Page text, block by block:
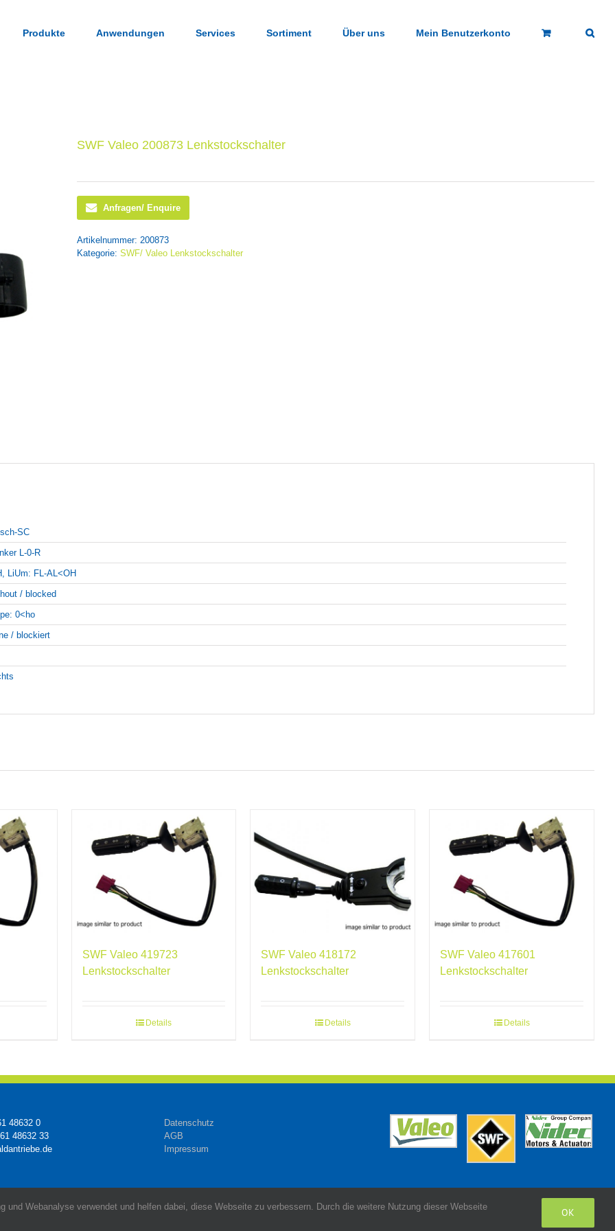
Produkte Anwendungen Services Sortiment Über uns Mein Benutzerkonto
SWF Valeo 200873 Lenkstockschalter
Anfragen/ Enquire
Artikelnummer: 200873
Kategorie: SWF/ Valeo Lenkstockschalter
SC
L-0-R
LiUm: FL-AL<OH
/ blocked
0<ho
/ blockiert
SWF Valeo 419723
Lenkstockschalter
Details
SWF Valeo 418172
Lenkstockschalter
Details
SWF Valeo 417601
Lenkstockschalter
Details
48632 0
48632 33
Datenschutz
AGB
Impressum
Webanalyse verwendet und helfen dabei, diese Webseite zu verbessern. Durch die weitere Nutzung dieser Webseite
OK